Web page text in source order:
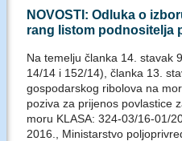
NOVOSTI: Odluka o
rang listom podnositelja
Na temelju članka 14. stavak
14/14 i 152/14), članka 13.
gospodarskog ribolova na
poziva za prijenos povlastice
moru KLASA: 324-03/16-01/
2016., Ministarstvo